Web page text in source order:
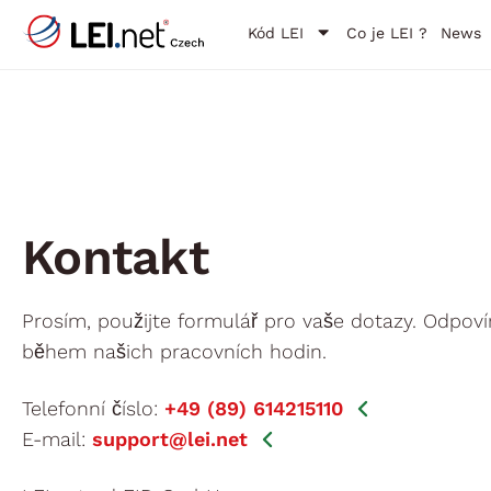
Kód LEI Co je LEI ? News
Kontakt
Prosím, použijte formulář pro vaše dotazy.
během našich pracovních hodin.
Telefonní číslo: +49 (89) 614215110
E-mail: support@lei.net